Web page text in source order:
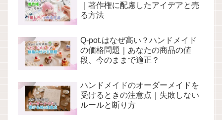
｜著作権に配慮したアイデアと売
る方法
Q-pot.はなぜ高い？ハンドメイド
の価格問題｜あなたの商品の値
段、今のままで適正？
ハンドメイドのオーダーメイドを
受けるときの注意点｜失敗しない
ルールと断り方